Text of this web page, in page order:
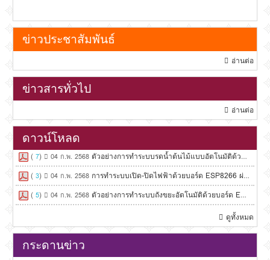
ข่าวประชาสัมพันธ์
อ่านต่อ
ข่าวสารทั่วไป
อ่านต่อ
ดาวน์โหลด
(7) 04 ก.พ. 2568 ตัวอย่างการทำระบบรดน้ำต้นไม้แบบอัตโนมัติด้วยบอร์ด
(3) 04 ก.พ. 2568 การทำระบบเปิด-ปิดไฟฟ้าด้วยบอร์ด ESP8266 ผ่านทาง
(5) 04 ก.พ. 2568 ตัวอย่างการทำระบบถังขยะอัตโนมัติด้วยบอร์ด ESP8266
ดูทั้งหมด
กระดานข่าว